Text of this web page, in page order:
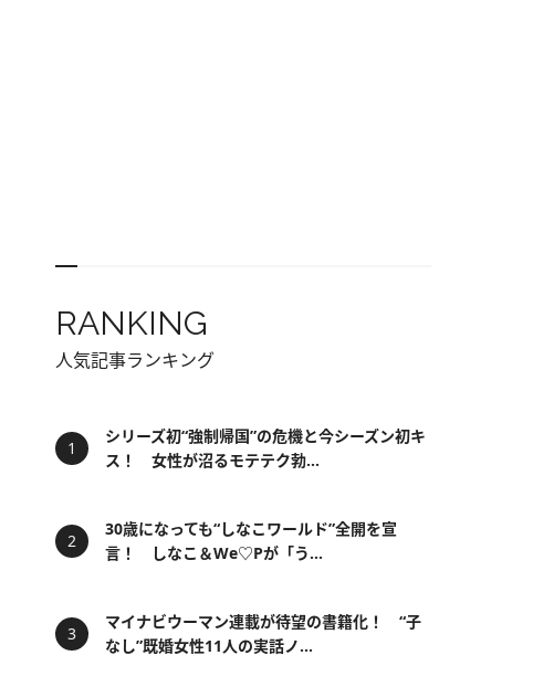
RANKING
人気記事ランキング
シリーズ初“強制帰国”の危機と今シーズン初キ
ス！ 女性が沼るモテテク勃...
30歳になっても“しなこワールド”全開を宣
言！ しなこ＆We♡Pが「う...
マイナビウーマン連載が待望の書籍化！ “子
なし”既婚女性11人の実話ノ...